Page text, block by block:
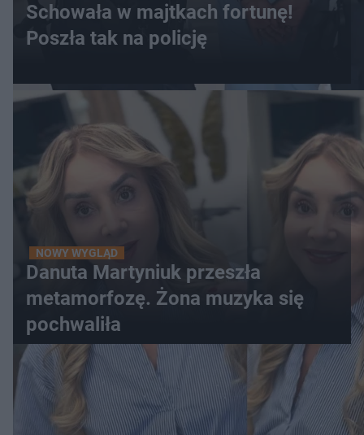
Schowała w majtkach fortunę!
Poszła tak na policję
NOWY WYGLĄD
Danuta Martyniuk przeszła
metamorfozę. Żona muzyka się
pochwaliła
WIĘCEJ